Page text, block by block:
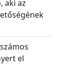
aki az
el